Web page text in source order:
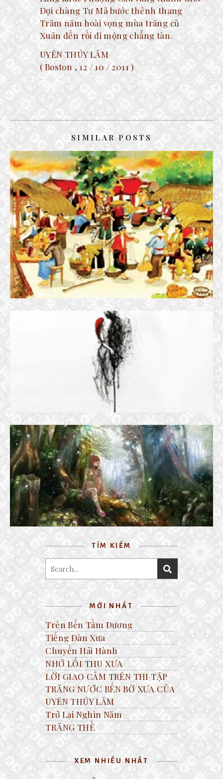
Đợi chàng Tư Mã bước thênh thang
Trăm năm hoài vọng mùa trăng cũ
Xuân đến rồi đi mộng chẳng tàn.
UYÊN THÚY LÂM
( Boston , 12 / 10 / 2011 )
SIMILAR POSTS
CHỜ XUÂN SAU
3 November, 2016
THƯ GỬI EM
7 October, 2020
BIẾT ĐÂU TÌM
28 October, 2016
TÌM KIẾM
MỚI NHẤT
Trên Bến Tầm Dương
Tiếng Đàn Xưa
Chuyến Hải Hành
NHỚ LỐI THU XƯA
LỜI GIAO CẢM TRÊN THI TẬP
TRĂNG NƯỚC BẾN BỜ XƯA CỦA
UYÊN THÚY LÂM
Trở Lại Nghìn Năm
TRĂNG THỀ
XEM NHIỀU NHẤT